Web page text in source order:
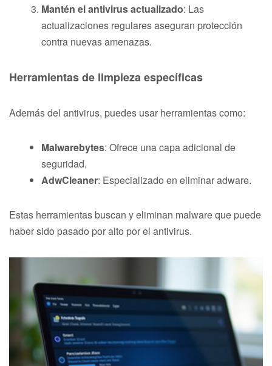
Mantén el antivirus actualizado: Las
actualizaciones regulares aseguran protección
contra nuevas amenazas.
Herramientas de limpieza específicas
Además del antivirus, puedes usar herramientas como:
Malwarebytes: Ofrece una capa adicional de
seguridad.
AdwCleaner: Especializado en eliminar adware.
Estas herramientas buscan y eliminan malware que puede
haber sido pasado por alto por el antivirus.